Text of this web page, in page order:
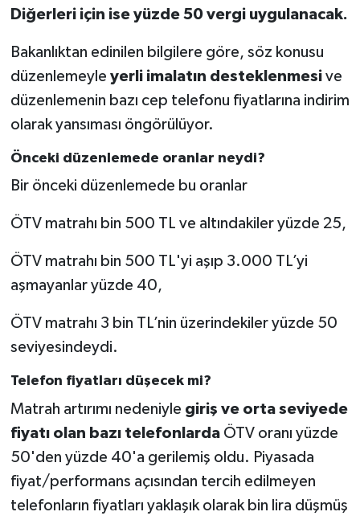
Diğerleri için ise yüzde 50 vergi uygulanacak.
Bakanlıktan edinilen bilgilere göre, söz konusu
düzenlemeyle yerli imalatın desteklenmesi ve
düzenlemenin bazı cep telefonu fiyatlarına indirim
olarak yansıması öngörülüyor.
Önceki düzenlemede oranlar neydi?
Bir önceki düzenlemede bu oranlar
ÖTV matrahı bin 500 TL ve altındakiler yüzde 25,
ÖTV matrahı bin 500 TL'yi aşıp 3.000 TL’yi
aşmayanlar yüzde 40,
ÖTV matrahı 3 bin TL’nin üzerindekiler yüzde 50
seviyesindeydi.
Telefon fiyatları düşecek mi?
Matrah artırımı nedeniyle giriş ve orta seviyede
fiyatı olan bazı telefonlardaÖTV oranı yüzde
50'den yüzde 40'a gerilemiş oldu. Piyasada
fiyat/performans açısından tercih edilmeyen
telefonların fiyatları yaklaşık olarak bin lira düşmüş